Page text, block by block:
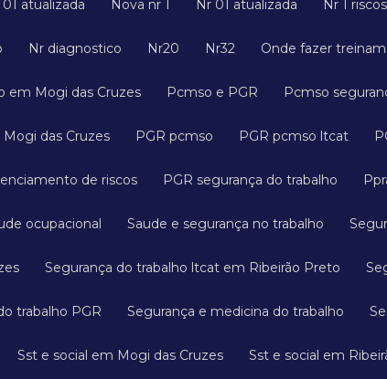
01 atualizada Nova nr 1 Nr 01 atualizada Nr 1
Nr diagnostico Nr20 Nr32 Onde fazer
em Mogi das Cruzes Pcmso e PGR Pcmso
Mogi das Cruzes PGR pcmso PGR pcmso ltcat
de riscos PGR segurança do trabalho
ocupacional Saude e segurança no trabalho
Segurança do trabalho ltcat em Ribeirão Preto
trabalho PGR Segurança e medicina do trabalho
Sst e social em Mogi das Cruzes Sst e social em